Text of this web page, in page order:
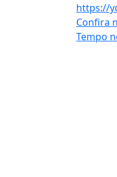
Confira
Tempo